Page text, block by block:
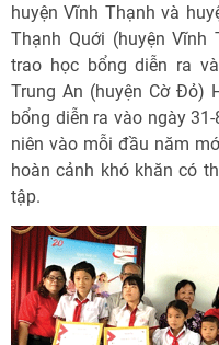
huyện Vĩnh Thạnh và
Thạnh Quới (huyện
trao học bổng diễn ra
Trung An (huyện Cờ Đỏ)
bổng diễn ra vào ngày
niên vào mỗi đầu năm
hoàn cảnh khó khăn có
tập.